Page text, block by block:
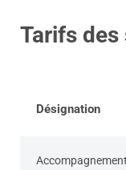
Tarifs des
Désignation